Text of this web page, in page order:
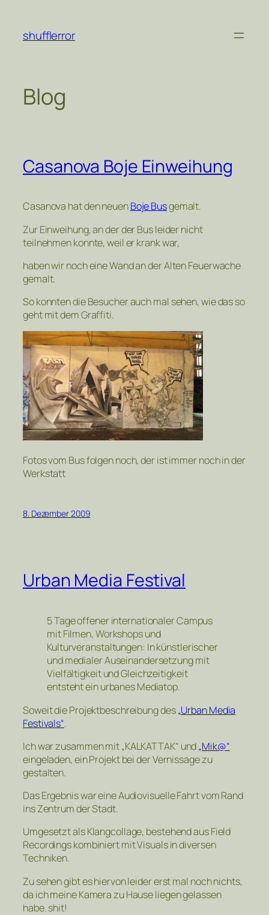
springen
shufflerror
Blog
Casanova Boje Einweihung
Casanova hat den neuenBoje Busgemalt.
Zur Einweihung, an der der Bus leider nicht
teilnehmen konnte, weil er krank war,
haben wir noch eine Wand an der Alten Feuerwache
gemalt.
So konnten die Besucher auch mal sehen, wie das so
geht mit dem Graffiti.
Fotos vom Bus folgen noch, der ist immer noch in der
Werkstatt
8. Dezember 2009
Urban Media Festival
5 Tage offener internationaler Campus
mit Filmen, Workshops und
Kulturveranstaltungen: In künstlerischer
und medialer Auseinandersetzung mit
Vielfältigkeit und Gleichzeitigkeit
entsteht ein urbanes Mediatop.
Soweit die Projektbeschreibung des„Urban Media
Festivals“.
Ich war zusammen mit „KALKATTAK“ und„Mik@“
eingeladen, ein Projekt bei der Vernissage zu
gestalten.
Das Ergebnis war eine Audiovisuelle Fahrt vom Rand
ins Zentrum der Stadt.
Umgesetzt als Klangcollage, bestehend aus Field
Recordings kombiniert mit Visuals in diversen
Techniken.
Zu sehen gibt es hiervon leider erst mal noch nichts,
da ich meine Kamera zu Hause liegen gelassen
habe. shit!